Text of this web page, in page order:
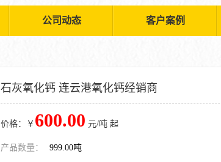
公司动态 客户案例
石灰氧化钙 连云港氧化钙经销商
价格：￥ 600.00 元/吨 起
产品数量： 999.00吨